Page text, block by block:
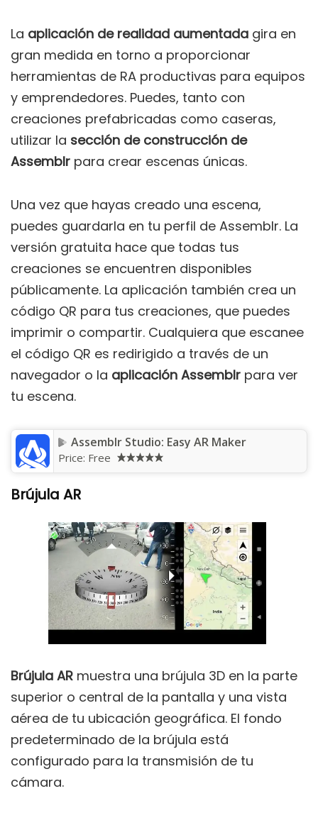
La aplicación de realidad aumentada gira en
gran medida en torno a proporcionar
herramientas de RA productivas para equipos
y emprendedores. Puedes, tanto con
creaciones prefabricadas como caseras,
utilizar la sección de construcción de
Assemblr para crear escenas únicas.
Una vez que hayas creado una escena,
puedes guardarla en tu perfil de Assemblr. La
versión gratuita hace que todas tus
creaciones se encuentren disponibles
públicamente. La aplicación también crea un
código QR para tus creaciones, que puedes
imprimir o compartir. Cualquiera que escanee
el código QR es redirigido a través de un
navegador o la aplicación Assemblr para ver
tu escena.
Assemblr Studio: Easy AR Maker
Price: Free
Brújula AR
Brújula AR muestra una brújula 3D en la parte
superior o central de la pantalla y una vista
aérea de tu ubicación geográfica. El fondo
predeterminado de la brújula está
configurado para la transmisión de tu
cámara.